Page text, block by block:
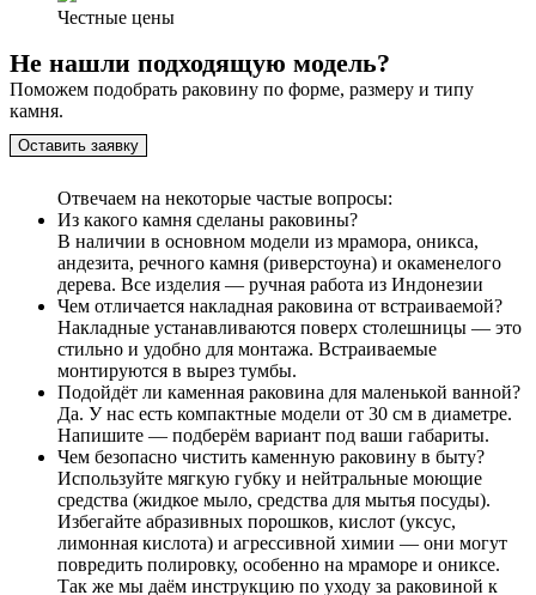
Честные цены
Не нашли подходящую модель?
Поможем подобрать раковину по форме, размеру и типу
камня.
Оставить заявку
Отвечаем на некоторые частые вопросы:
Из какого камня сделаны раковины?
В наличии в основном модели из мрамора, оникса,
андезита, речного камня (риверстоуна) и окаменелого
дерева. Все изделия — ручная работа из Индонезии
Чем отличается накладная раковина от встраиваемой?
Накладные устанавливаются поверх столешницы — это
стильно и удобно для монтажа. Встраиваемые
монтируются в вырез тумбы.
Подойдёт ли каменная раковина для маленькой ванной?
Да. У нас есть компактные модели от 30 см в диаметре.
Напишите — подберём вариант под ваши габариты.
Чем безопасно чистить каменную раковину в быту?
Используйте мягкую губку и нейтральные моющие
средства (жидкое мыло, средства для мытья посуды).
Избегайте абразивных порошков, кислот (уксус,
лимонная кислота) и агрессивной химии — они могут
повредить полировку, особенно на мраморе и ониксе.
Так же мы даём инструкцию по уходу за раковиной к